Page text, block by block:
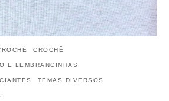
CROCHÊ
E LEMBRANCINHAS
TEMAS DIVERSOS